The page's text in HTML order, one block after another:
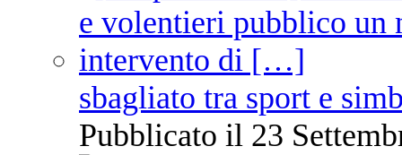
sbagliato tra sport e
Pubblicato il 23